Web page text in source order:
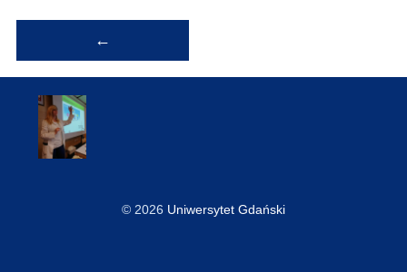
wpisu
←
© 2026 Uniwersytet Gdański